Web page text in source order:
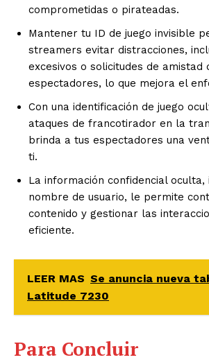
comprometidas o pirateadas.
Mantener tu ID de juego invisible
streamers evitar distracciones,
excesivos o solicitudes de amistad
espectadores, lo que mejora el
Con una identificación de juego
ataques de francotirador en la
brinda a tus espectadores una
ti.
La información confidencial oculta,
nombre de usuario, le permite
contenido y gestionar las
eficiente.
LEER MAS Se anuncia nueva
Latitude 7230
Para Concluir